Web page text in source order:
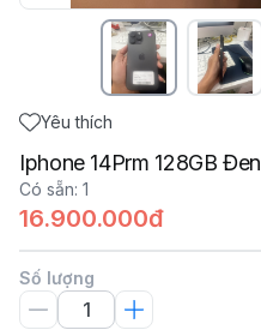
Yêu thích
Iphone 14Prm 128GB Đen
Có sẵn: 1
16.900.000đ
Số lượng